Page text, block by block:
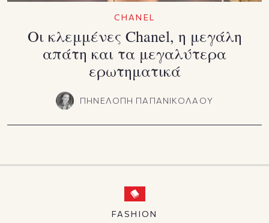
CHANEL
Οι κλεμμένες Chanel, η μεγάλη
απάτη και τα μεγαλύτερα
ερωτηματικά
ΠΗΝΕΛΟΠΗ ΠΑΠΑΝΙΚΟΛΑΟΥ
FASHION